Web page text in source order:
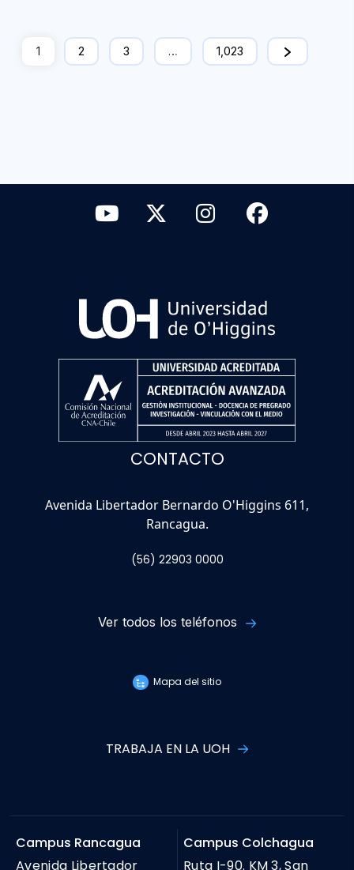
1 2 3 … 1,023
CONTACTO
Avenida Libertador Bernardo O'Higgins 611,
Rancagua.
(56) 22903 0000
Ver todos los teléfonos
Mapa del sitio
TRABAJA EN LA UOH
Campus Rancagua
Avenida Libertador
Campus Colchagua
Ruta I-90. KM 3, San